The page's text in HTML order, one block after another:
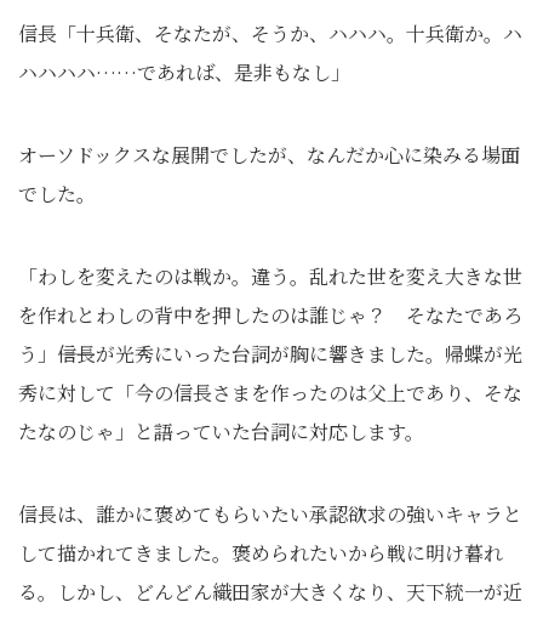
信長「十兵衛、そなたが、そうか、ハハハ。十兵衛か。ハ
ハハハハ……であれば、是非もなし」
オーソドックスな展開でしたが、なんだか心に染みる場面
でした。
「わしを変えたのは戦か。違う。乱れた世を変え大きな世
を作れとわしの背中を押したのは誰じゃ？ そなたであろ
う」――信長が光秀にいった台詞が胸に響きました。帰蝶が光
秀に対して「今の信長さまを作ったのは父上であり、そな
たなのじゃ」と語っていた台詞に対応します。
信長は、誰かに褒めてもらいたい承認欲求の強いキャラと
して描かれてきました。褒められたいから戦に明け暮れ
る。しかし、どんどん織田家が大きくなり、天下統一が近